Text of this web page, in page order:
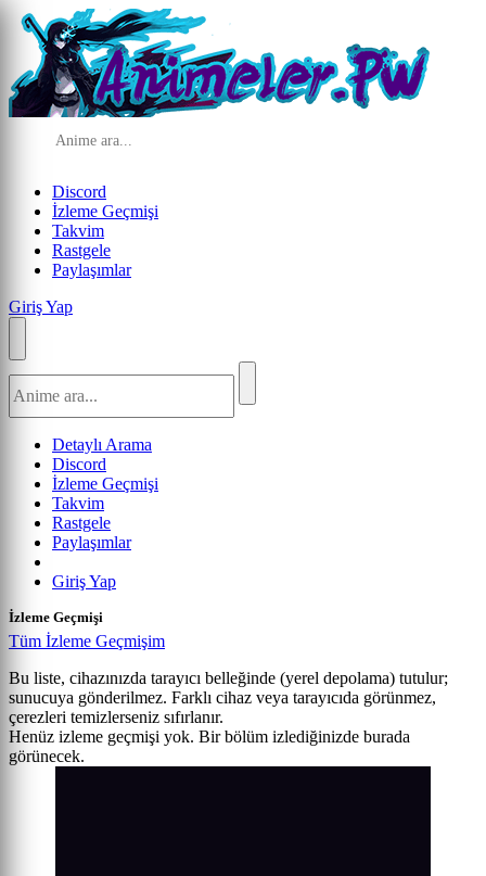
Discord
İzleme Geçmişi
Takvim
Rastgele
Paylaşımlar
Giriş Yap
Detaylı Arama
Discord
İzleme Geçmişi
Takvim
Rastgele
Paylaşımlar
Giriş Yap
İzleme Geçmişi
Tüm İzleme Geçmişim
Bu liste, cihazınızda tarayıcı belleğinde (yerel depolama) tutulur;
sunucuya gönderilmez. Farklı cihaz veya tarayıcıda görünmez,
çerezleri temizlerseniz sıfırlanır.
Henüz izleme geçmişi yok. Bir bölüm izlediğinizde burada
görünecek.